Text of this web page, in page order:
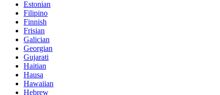
Estonian
Filipino
Finnish
Frisian
Galician
Georgian
Gujarati
Haitian
Hausa
Hawaiian
Hebrew